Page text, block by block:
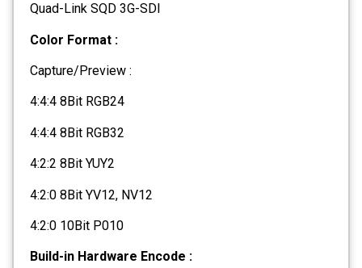
Quad-Link SQD 3G-SDI
Color Format :
Capture/Preview :
4:4:4 8Bit RGB24
4:4:4 8Bit RGB32
4:2:2 8Bit YUY2
4:2:0 8Bit YV12, NV12
4:2:0 10Bit P010
Build-in Hardware Encode :